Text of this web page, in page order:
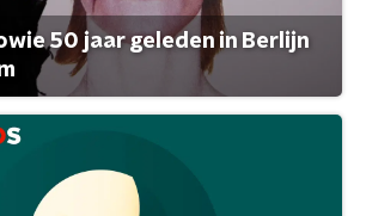
50 jaar geleden in Berlijn